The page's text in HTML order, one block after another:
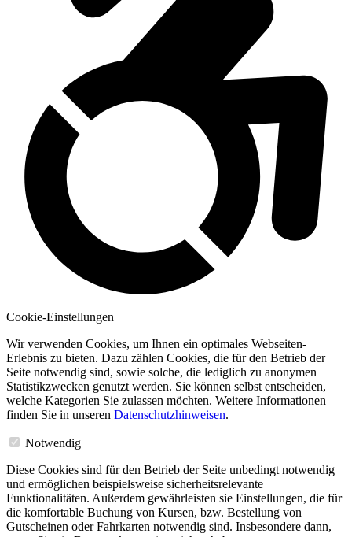
Cookie-Einstellungen
Wir verwenden Cookies, um Ihnen ein optimales Webseiten-
Erlebnis zu bieten. Dazu zählen Cookies, die für den Betrieb der
Seite notwendig sind, sowie solche, die lediglich zu anonymen
Statistikzwecken genutzt werden. Sie können selbst entscheiden,
welche Kategorien Sie zulassen möchten. Weitere Informationen
finden Sie in unseren Datenschutzhinweisen.
Notwendig
Diese Cookies sind für den Betrieb der Seite unbedingt notwendig
und ermöglichen beispielsweise sicherheitsrelevante
Funktionalitäten. Außerdem gewährleisten sie Einstellungen, die für
die komfortable Buchung von Kursen, bzw. Bestellung von
Gutscheinen oder Fahrkarten notwendig sind. Insbesondere dann,